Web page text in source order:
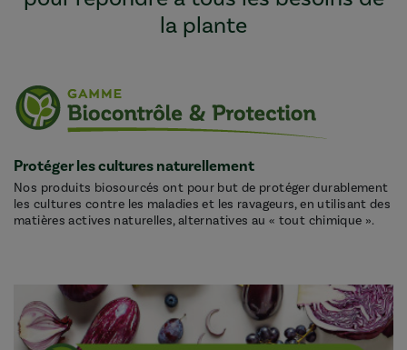
la plante
Protéger les cultures naturellement
Nos produits biosourcés ont pour but de protéger durablement
les cultures contre les maladies et les ravageurs, en utilisant des
matières actives naturelles, alternatives au « tout chimique ».